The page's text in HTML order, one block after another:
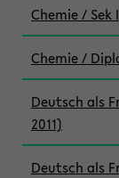
Chemie / Sek I
Chemie /
Deutsch als
2011)
Deutsch als